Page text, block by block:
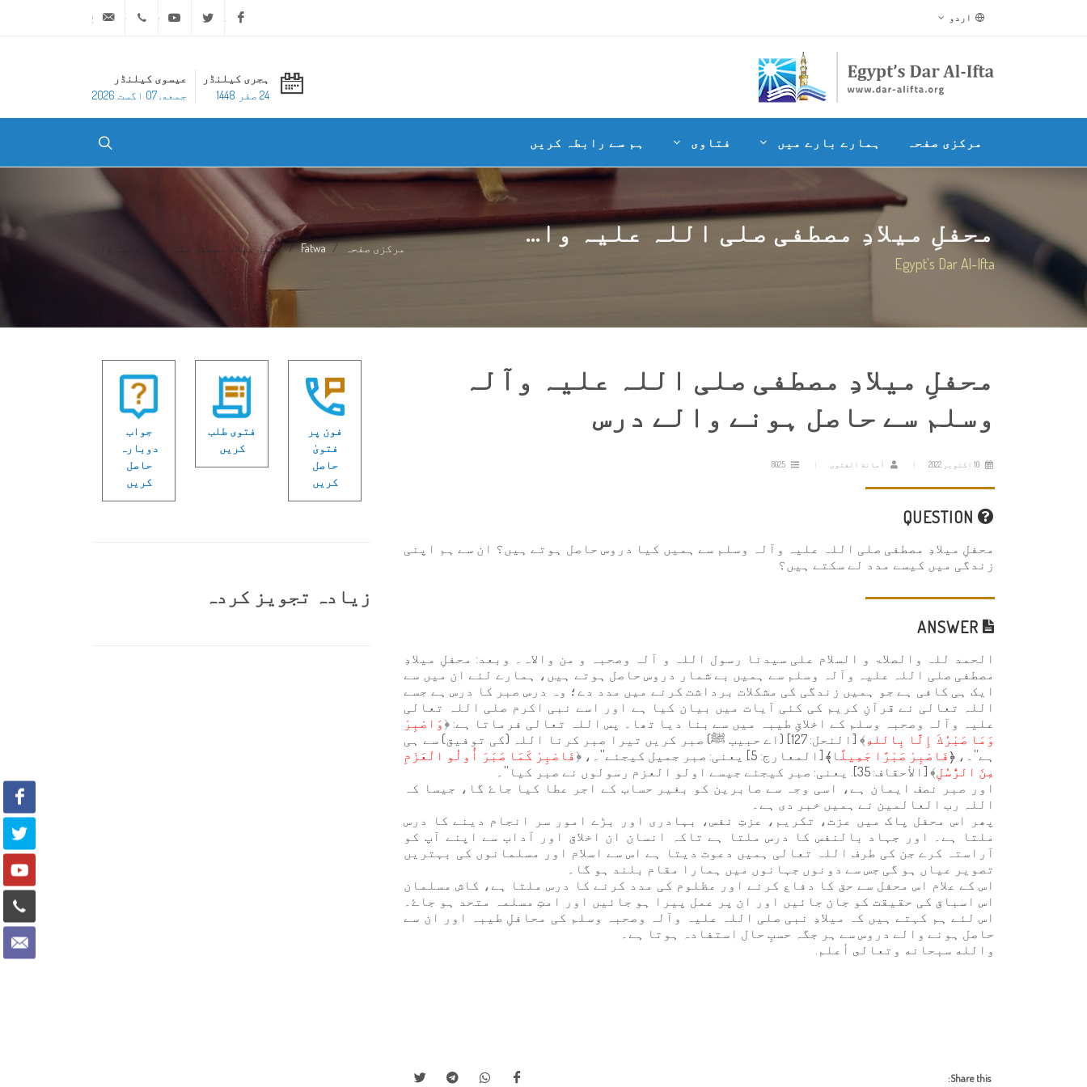
اردو Facebook
Twitter
Youtube
ہجری کیلنڈر
24 صفر 1448
عیسوی کیلنڈر
جمعه, 07 اگست 2026
مرکزی صفحہ ہمارے بارے میں فتاوی ہم سے رابطہ کریں
محفلِ میلادِ مصطفی صلی اللہ علیہ وا...
Egypt's Dar Al-Ifta
مرکزی صفحہ Fatwa محفلِ میلادِ مصطفی صلی اللہ علیہ وا...
محفلِ میلادِ مصطفی صلی اللہ علیہ وآلہ
وسلم سے حاصل ہونے والے درس
أمانة الفتوى
محفلِ میلادِ مصطفی صلی اللہ علیہ وآلہ وسلم سے ہمیں کیا دروس حاصل ہوتے ہیں؟ ان سے ہم اپنی
زندگی میں کیسے مدد لے سکتے ہیں؟
الحمد للہ والصلاۃ و السلام علی سيدنا رسول اللہ و آلہ وصحبہ و من والاہ۔ وبعد: محفلِ میلادِ
مصطفی صلی اللہ علیہ وآلہ وسلم سے ہمیں بے شمار دروس حاصل ہوتے ہیں، ہمارے لئے ان میں سے
ایک ہی کافی ہے جو ہمیں زندگی کی مشکلات برداشت کرنے میں مدد دے؛ وہ درس صبر کا درس ہے جسے
اللہ تعالی نے قرآنِ کریم کی کئی آیات میں بیان کیا ہے اور اسے نبی اکرم صلی اللہ تعالی
علیہ وآلہ وصحبہ وسلم کے اخلاقِ طیبہ میں سے بنا دیا تھا۔ پس اللہ تعالی فرماتا ہے: ﴿وَاصْبِرْ
وَمَا صَبْرُكَ إِلَّا بِاللهِ
﴾ [النحل: 127] (اے حبیب ﷺ) صبر کریں تیرا صبر کرنا اللہ (کی توفیق) سے ہی
ہے''۔، ﴿ فَاصْبِرْ صَبْرًا جَمِيلًا﴾ [المعارج: 5] یعنی: صبر جمیل کیجئے''۔، ﴿
فَاصْبِرْ كَمَا صَبَرَ أُولُو الْعَزْمِ
مِنَ الرُّسُلِ﴾ [الأحقاف: 35]. یعنی: صبر کیجئے جیسے اولو العزم رسولوں نے صبر کیا''۔
اور صبر نصف ایمان ہے، اسی وجہ سے صابرین کو بغیر حساب کے اجر عطا کیا جاۓ گا، جیسا کہ
اللہ رب العالمین نے ہمیں خبر دی ہے۔
پھر اس محفل پاک میں عزت، تکریم، عزتِ نفس، بہادری اور بڑے امور سر انجام دینے کا درس
ملتا ہے۔ اور جہاد بالنفس کا درس ملتا ہے تاکہ انسان ان اخلاق اور آداب سے اپنے آپ کو
آراستہ کرے جن کی طرف اللہ تعالی ہمیں دعوت دیتا ہے اس سے اسلام اور مسلمانوں کی بہتریں
تصویر عیاں ہو گی جس سے دونوں جہانوں میں ہمارا مقام بلند ہو گا۔
اس کے علام اس محفل سے حق کا دفاع کرنے اور مظلوم کی مدد کرنے کا درس ملتا ہے، کاش مسلمان
اس اسباق کی حقیقت کو جان جائیں اور ان پر عمل پیرا ہو جائیں اور امتِ مسلمہ متحد ہو جاۓ۔
اس لئے ہم کہتے ہیں کہ میلادِ نبی صلی اللہ علیہ وآلہ وصحبہ وسلم کی محافلِ طیبہ اور ان سے
حاصل ہونے والے دروس سے ہر جگہ حسبِ حال استفادہ ہوتا ہے۔
والله سبحانه وتعالى أعلم.
Share this:
فون پر
فتویٰ
حاصل
کریں
فتوی طلب
کریں
جواب
دوبارہ
حاصل
کریں
زیادہ تجویز کردہ